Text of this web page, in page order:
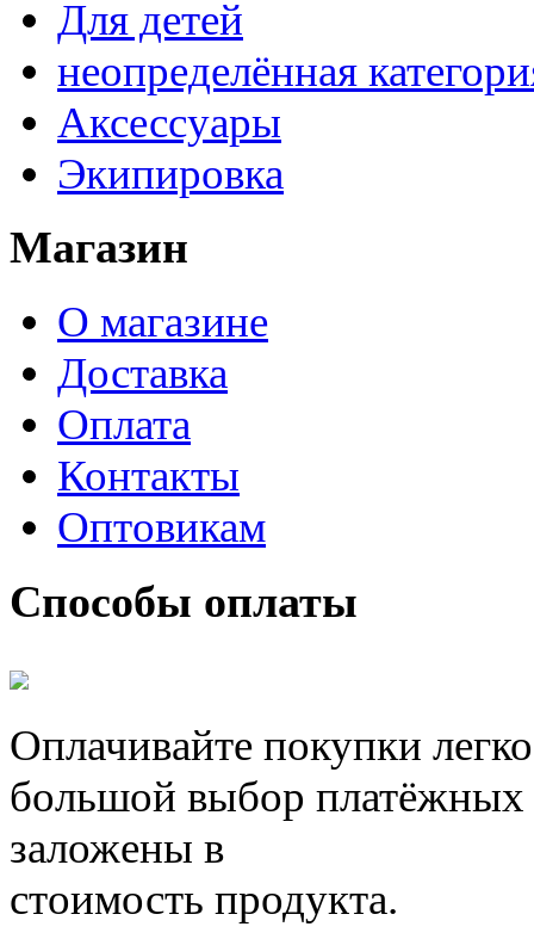
Для детей
неопределённая
Аксессуары
Экипировка
Магазин
О магазине
Доставка
Оплата
Контакты
Оптовикам
Способы оплаты
Оплачивайте покупки
большой выбор
заложены в
стоимость продукта.